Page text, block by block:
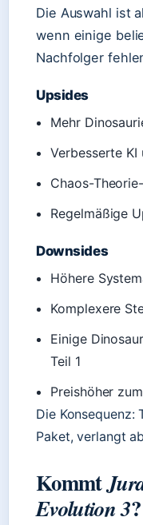
Die Auswahl ist
wenn einige
Nachfolger
Upsides
Mehr
Verbesserte
Chaos-
Regelmäßige
Downsides
Höhere
Komplexere
Einige
Teil 1
Preishöher
Die
Paket, verlangt
Kommt
Evolution 3?